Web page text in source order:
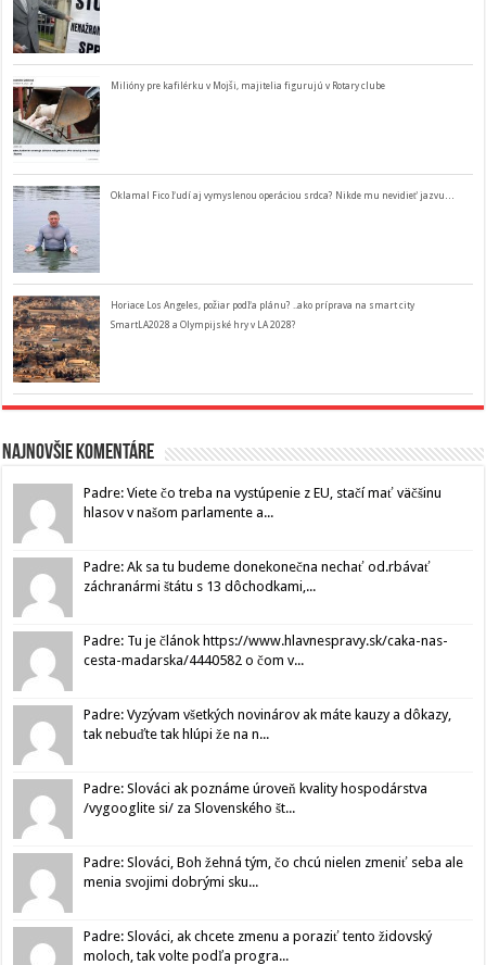
Milióny pre kafilérku v Mojši, majitelia figurujú v Rotary clube
Oklamal Fico ľudí aj vymyslenou operáciou srdca? Nikde mu nevidieť jazvu…
Horiace Los Angeles, požiar podľa plánu? ..ako príprava na smart city
SmartLA2028 a Olympijské hry v LA 2028?
Najnovšie komentáre
Padre: Viete čo treba na vystúpenie z EU, stačí mať väčšinu
hlasov v našom parlamente a...
Padre: Ak sa tu budeme donekonečna nechať od.rbávať
záchranármi štátu s 13 dôchodkami,...
Padre: Tu je článok https://www.hlavnespravy.sk/caka-nas-
cesta-madarska/4440582 o čom v...
Padre: Vyzývam všetkých novinárov ak máte kauzy a dôkazy,
tak nebuďte tak hlúpi že na n...
Padre: Slováci ak poznáme úroveň kvality hospodárstva
/vygooglite si/ za Slovenského št...
Padre: Slováci, Boh žehná tým, čo chcú nielen zmeniť seba ale
menia svojimi dobrými sku...
Padre: Slováci, ak chcete zmenu a poraziť tento židovský
moloch, tak volte podľa progra...